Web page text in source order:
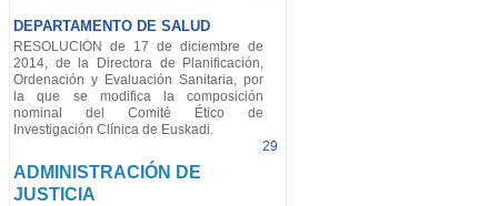
DEPARTAMENTO DE SALUD
RESOLUCIÓN de 17 de diciembre de
2014, de la Directora de Planificación,
Ordenación y Evaluación Sanitaria, por
la que se modifica la composición
nominal del Comité Ético de
Investigación Clínica de Euskadi.
29
ADMINISTRACIÓN DE
JUSTICIA